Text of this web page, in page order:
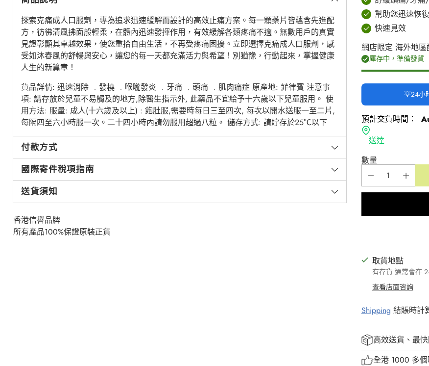
探索克痛成人口服劑，專為追求迅速緩解而設計的高效止痛方案。每一顆藥片皆蘊含先進配
方，彷彿清風拂面般輕柔，在體內迅速發揮作用，有效緩解各類疼痛不適。無數用戶的真實
見證彰顯其卓越效果，使您重拾自由生活，不再受疼痛困擾。立即選擇克痛成人口服劑，感
受如沐春風的舒暢與安心，讓您的每一天都充滿活力與希望！別猶豫，行動起來，掌握健康
人生的新篇章！
貨品詳情: 迅速消除 ﹒發橈 ﹒喉嚨發炎 ﹒牙痛 ﹒頭痛 ﹒肌肉痛症 原產地: 菲律賓 注意事
項: 請存放於兒童不易觸及的地方,除醫生指示外, 此藥品不宜給予十六歲以下兒童服用。 使
用方法: 服量: 成人(十六歲及以上) : 飽肚服,需要時每日三至四次, 每次以開水送服一至二片,
每隔四至六小時服一次。二十四小時內請勿服用超過八粒。 儲存方式: 請貯存於25℃以下
付款方式
國際寄件稅項指南
送貨須知
香港信譽品牌
所有產品100%保證原裝正貨
幫助您迅速恢
快速見效
網店限定 海外地區
庫存中，準備發貨
💡24小
預計交貨時間：
送達
數量
取貨地點
有存貨 通常會在
查看店面咨詢
Shipping 結賬時計
高效送貨、最
全港 1000 多